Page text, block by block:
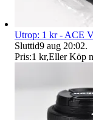
Utrop: 1 kr - ACE
Sluttid9 aug 20:02.
Pris:1 kr,Eller Köp